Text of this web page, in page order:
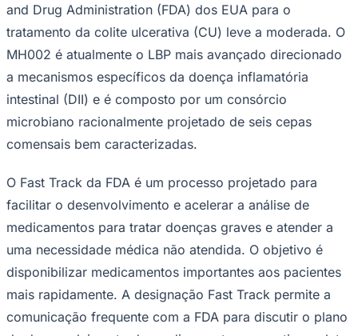
Negócios Regionais
Turismo
Segurança Regional
Hospitais Estaduais
Parques & Represas
Cidades da Região
do Bom Jesus AraçariguamaCajamarCaieirasFranco da
RochaFrancisco MoratoTaboão da Serra
Anuncie Regional
Guia de Empresas
Vagas na RegiãoNovo
Hub de Negócios
Guia Comercial
Selo Verificado
Portal Educacional
Agenda de Vestibulares
Vagas de Emprego
Concursos
and Drug Administration (FDA) dos EUA para o
tratamento da colite ulcerativa (CU) leve a moderada. O
MH002 é atualmente o LBP mais avançado direcionado
a mecanismos específicos da doença inflamatória
intestinal (DII) e é composto por um consórcio
microbiano racionalmente projetado de seis cepas
comensais bem caracterizadas.
O Fast Track da FDA é um processo projetado para
facilitar o desenvolvimento e acelerar a análise de
medicamentos para tratar doenças graves e atender a
uma necessidade médica não atendida. O objetivo é
disponibilizar medicamentos importantes aos pacientes
mais rapidamente. A designação Fast Track permite a
comunicação frequente com a FDA para discutir o plano